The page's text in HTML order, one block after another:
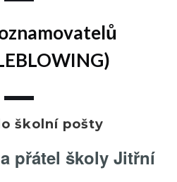
školní pošty
přátel školy Jitřní